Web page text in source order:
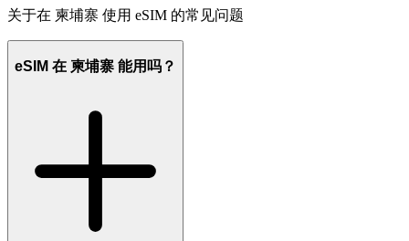
关于在 柬埔寨 使用 eSIM 的常见问题
eSIM 在 柬埔寨 能用吗？